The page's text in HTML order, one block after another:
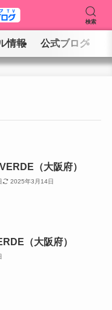
検索
情報 公式ブログ
（大阪府）
2025年3月14日
（大阪府）